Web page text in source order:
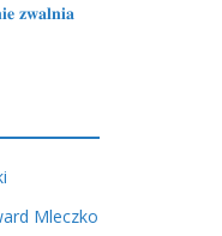
𝐳𝐰𝐚𝐥𝐧𝐢𝐚
Mleczko